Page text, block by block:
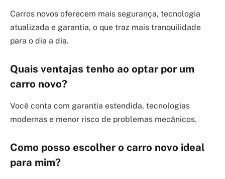
Carros novos oferecem mais segurança, tecnologia
atualizada e garantia, o que traz mais tranquilidade
para o dia a dia.
Quais ventajas tenho ao optar por um
carro novo?
Você conta com garantia estendida, tecnologias
modernas e menor risco de problemas mecânicos.
Como posso escolher o carro novo ideal
para mim?